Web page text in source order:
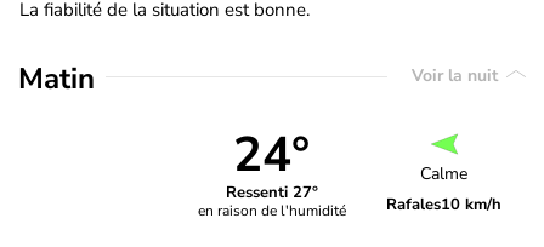
La fiabilité de la situation est bonne.
Matin Voir la nuit
24°
Ressenti 27°
en raison de l'humidité
Calme
Rafales10 km/h